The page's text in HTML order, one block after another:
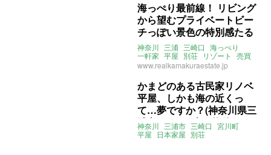
海っぺり最前線！ リビング
から望むプライベートビー
チっぽい景色の特別感たる
や！ (神奈川県三浦市96㎡
の売買物件)
神奈川 三浦 三崎口 海っぺり
一軒家 平屋 別荘 リゾート
売買
www.realkamakuraestate.jp
かまどのある古民家リノベ
平屋、しかも海の近くっ
て…夢ですか？(神奈川県三
浦市118㎡の売買物件)
神奈川 三浦市 三崎口 宮川町
平屋
日本家屋 別荘